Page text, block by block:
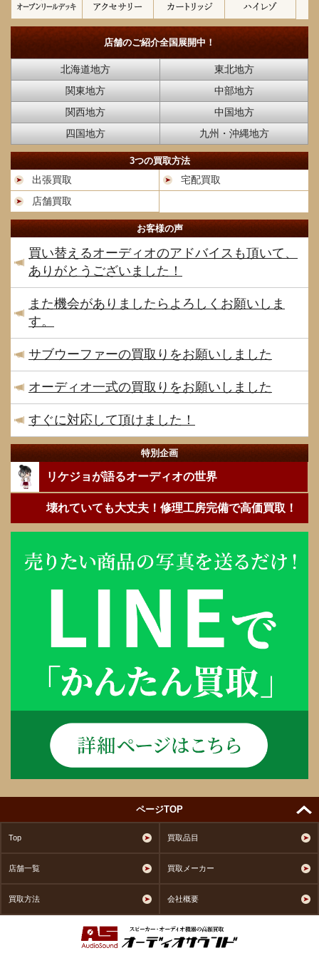
店舗のご紹介全国展開中！
北海道地方
東北地方
関東地方
中部地方
関西地方
中国地方
四国地方
九州・沖縄地方
3つの買取方法
出張買取
宅配買取
店舗買取
お客様の声
買い替えるオーディオのアドバイスも頂いて、
ありがとうございました！
また機会がありましたらよろしくお願いしま
す。
サブウーファーの買取りをお願いしました
オーディオ一式の買取りをお願いしました
すぐに対応して頂けました！
特別企画
リケジョが語るオーディオの世界
壊れていても大丈夫！修理工房完備で高価買取！
ページTOP
Top 買取品目
店舗一覧 買取メーカー
買取方法 会社概要